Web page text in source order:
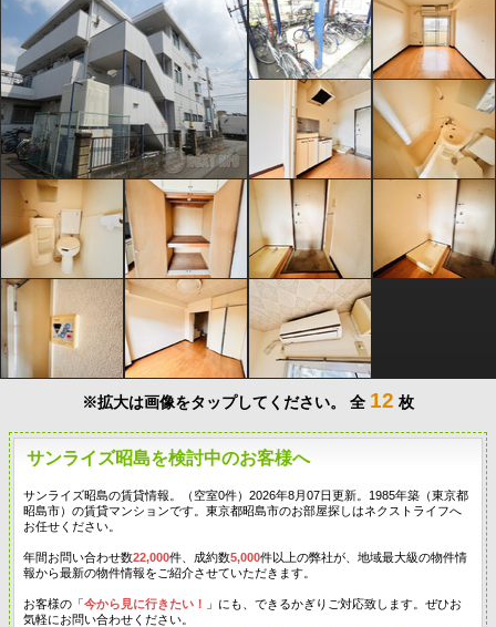
※拡大は画像をタップしてください。 全 12 枚
サンライズ昭島を検討中のお客様へ
サンライズ昭島の賃貸情報。（空室0件）2026年8月07日更新。1985年築（東京都
昭島市）の賃貸マンションです。東京都昭島市のお部屋探しはネクストライフへ
お任せください。
年間お問い合わせ数22,000件、成約数5,000件以上の弊社が、地域最大級の物件情
報から最新の物件情報をご紹介させていただきます。
お客様の「今から見に行きたい！
」にも、できるかぎりご対応致します。ぜひお
気軽にお問い合わせください。